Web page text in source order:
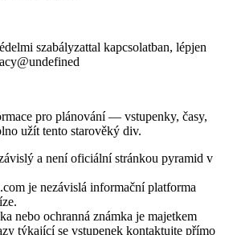
szabályzattal kapcsolatban, lépjen
pro plánování — vstupenky, časy,
užít tento starověký div.
a není oficiální stránkou pyramid v
je nezávislá informační platforma
nebo ochranná známka je majetkem
týkající se vstupenek kontaktujte přímo